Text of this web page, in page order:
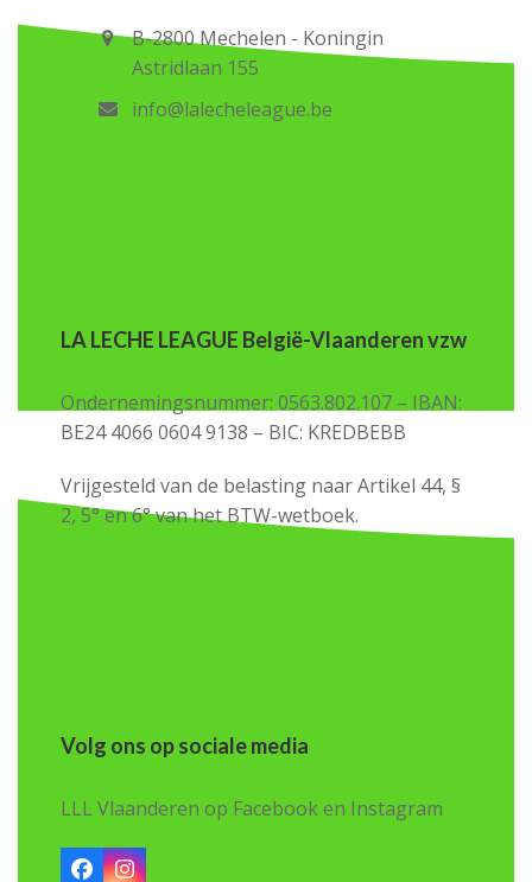
B-2800 Mechelen - Koningin
Astridlaan 155
info@lalecheleague.be
LA LECHE LEAGUE België-Vlaanderen vzw
Ondernemingsnummer: 0563.802.107 – IBAN:
BE24 4066 0604 9138 – BIC: KREDBEBB
Vrijgesteld van de belasting naar Artikel 44, §
2, 5° en 6° van het BTW-wetboek.
Volg ons op sociale media
LLL Vlaanderen op Facebook en Instagram